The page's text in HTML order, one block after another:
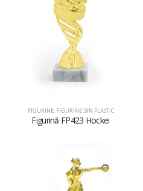
FIGURINE, FIGURINE DIN PLASTIC
Figurină FP423 Hockei